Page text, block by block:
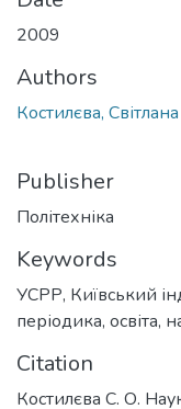
2009
Authors
Костилєва,
Publisher
Політехніка
Keywords
УСРР, Київський
періодика, освіта,
Citation
Костилєва С. О.